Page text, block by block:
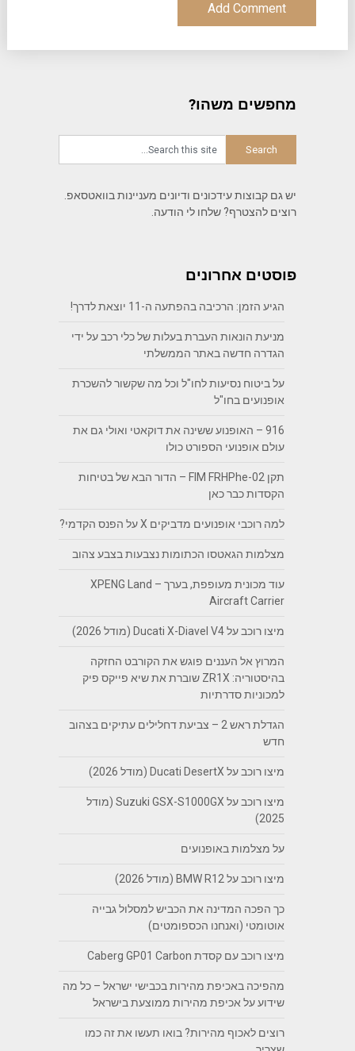
מחפשים משהו?
יש גם קבוצות עידכונים ודיונים מעניינות בוואטסאפ.
רוצים להצטרף? שלחו לי הודעה.
פוסטים אחרונים
הגיע הזמן: הרכיבה בהפתעה ה-11 יוצאת לדרך!
מניעת הונאות העברת בעלות של כלי רכב על ידי
הגדרה חדשה באתר הממשלתי
על ביטוח נסיעות לחו"ל וכל מה שקשור להשכרת
אופנועים בחו"ל
916 – האופנוע ששינה את דוקאטי ואולי גם את
עולם אופנועי הספורט כולו
תקן FIM FRHPhe-02 – הדור הבא של בטיחות
הקסדות כבר כאן
למה רוכבי אופנועים מדביקים X על הפנס הקדמי?
מצלמות הגאטסו הכתומות נצבעות בצבע צהוב
עוד מכונית מעופפת, בערך – XPENG Land
Aircraft Carrier
מיצו רוכב על Ducati X-Diavel V4 (מודל 2026)
המרוץ אל העננים פוגש את הקורבט החזקה
בהיסטוריה: ZR1X שוברת את שיא פייקס פיק
למכוניות סדרתיות
הגדלת ראש 2 – צביעת דחלילים עתיקים בצהוב
חדש
מיצו רוכב על Ducati DesertX (מודל 2026)
מיצו רוכב על Suzuki GSX-S1000GX (מודל
2025)
על מצלמות באופנועים
מיצו רוכב על BMW R12 (מודל 2026)
כך הפכה המדינה את הכביש למסלול גבייה
אוטומטי (ואנחנו הכספומטים)
מיצו רוכב עם קסדת Caberg GP01 Carbon
מהפיכה באכיפת מהירות בכבישי ישראל – כל מה
שידוע על אכיפת מהירות ממוצעת בישראל
רוצים לאכוף מהירות? בואו תעשו את זה כמו